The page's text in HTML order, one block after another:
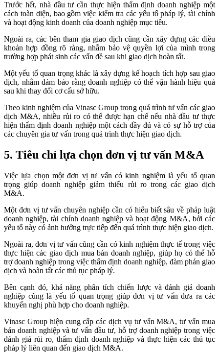
Trước hết, nhà đầu tư cần thực hiện thẩm định doanh nghiệp một
cách toàn diện, bao gồm việc kiểm tra các yếu tố pháp lý, tài chính
và hoạt động kinh doanh của doanh nghiệp mục tiêu.
Ngoài ra, các bên tham gia giao dịch cũng cần xây dựng các điều
khoản hợp đồng rõ ràng, nhằm bảo vệ quyền lợi của mình trong
trường hợp phát sinh các vấn đề sau khi giao dịch hoàn tất.
Một yếu tố quan trọng khác là xây dựng kế hoạch tích hợp sau giao
dịch, nhằm đảm bảo rằng doanh nghiệp có thể vận hành hiệu quả
sau khi thay đổi cơ cấu sở hữu.
Theo kinh nghiệm của Vinasc Group trong quá trình tư vấn các giao
dịch M&A, nhiều rủi ro có thể được hạn chế nếu nhà đầu tư thực
hiện thẩm định doanh nghiệp một cách đầy đủ và có sự hỗ trợ của
các chuyên gia tư vấn trong quá trình thực hiện giao dịch.
5. Tiêu chí lựa chọn đơn vị tư vấn M&A
Việc lựa chọn một đơn vị tư vấn có kinh nghiệm là yếu tố quan
trọng giúp doanh nghiệp giảm thiểu rủi ro trong các giao dịch
M&A.
Một đơn vị tư vấn chuyên nghiệp cần có hiểu biết sâu về pháp luật
doanh nghiệp, tài chính doanh nghiệp và hoạt động M&A, bởi các
yếu tố này có ảnh hưởng trực tiếp đến quá trình thực hiện giao dịch.
Ngoài ra, đơn vị tư vấn cũng cần có kinh nghiệm thực tế trong việc
thực hiện các giao dịch mua bán doanh nghiệp, giúp họ có thể hỗ
trợ doanh nghiệp trong việc thẩm định doanh nghiệp, đàm phán giao
dịch và hoàn tất các thủ tục pháp lý.
Bên cạnh đó, khả năng phân tích chiến lược và đánh giá doanh
nghiệp cũng là yếu tố quan trọng giúp đơn vị tư vấn đưa ra các
khuyến nghị phù hợp cho doanh nghiệp.
Vinasc Group hiện cung cấp các dịch vụ tư vấn M&A, tư vấn mua
bán doanh nghiệp và tư vấn đầu tư, hỗ trợ doanh nghiệp trong việc
đánh giá rủi ro, thẩm định doanh nghiệp và thực hiện các thủ tục
pháp lý liên quan đến giao dịch M&A.